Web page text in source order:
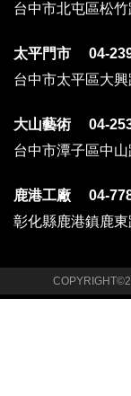
台中市北屯區松
太平門市 04-
台中市太平區大
大山藝術 04-
台中市潭子區中
鹿港工廠 04-
彰化縣鹿港鎮鹿